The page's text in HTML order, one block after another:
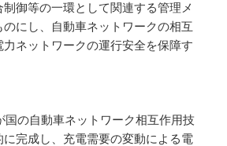
御等の一環として関連する管理メ
のにし、自動車ネットワークの相互
ネットワークの運行安全を保障す
国の自動車ネットワーク相互作用技
完成し、充電需要の変動による電